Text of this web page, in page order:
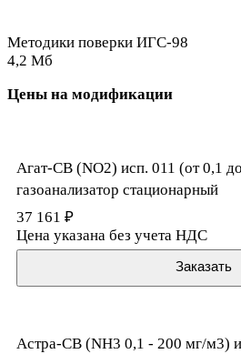
Методики поверки ИГС-98
4,2 Мб
Цены на модификации
Агат-СВ (NO2) исп. 011 (от 0,1
газоанализатор стационарный
37 161 ₽
Цена указана без учета НДС
Заказать
Астра-СВ (NH3 0,1 - 200 мг/м3)